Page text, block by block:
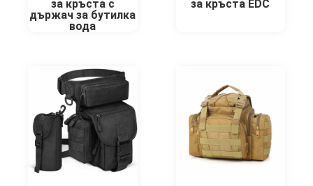
за кръста с
държач за бутилка
вода
за кръста EDC